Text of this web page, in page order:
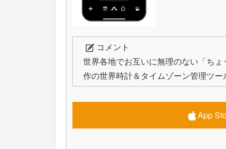
コメント
世界各地でお互いに無理のない「ち
作の世界時計＆タイムゾーン管理ツー
App